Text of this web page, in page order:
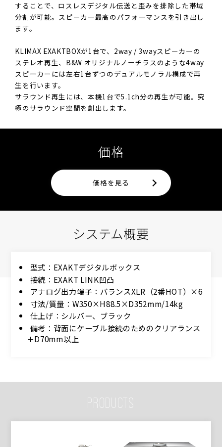
することで、ロスレスデジタル伝送と歪みを排除した帯域
分割が可能。スピーカー最高のパフォーマンスを引き出し
ます。
KLIMAX EXAKTBOXが1台で、2way / 3wayスピーカーの
ステレオ再生、B&W オリジナルノーチラスのような4way
スピーカーには左右1台ずつのデュアルモノラル構成で再
生を行います。
サラウンド再生には、本機1台で5.1ch分の再生が可能。究
極のサラウンド空間を創出します。
価格
価格を見る
システム概要
型式：EXAKTデジタルボックス
接続：EXAKT LINK凹凸
アナログ出力端子：バランスXLR（2番HOT）×6
寸法/質量：W350×H88.5×D352mm/14kg
仕上げ：シルバー、ブラック
備考：背面にケーブル接続のためのクリアランス
＋D70mm以上
PRODUCTS